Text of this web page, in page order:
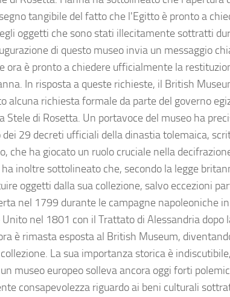
tangibile del fatto che l'Egitto è pronto a
oggetti che sono stati illecitamente sottratti
di questo museo invia un messaggio
ora è pronto a chiedere ufficialmente la
In risposta a queste richieste, il British
alcuna richiesta formale da parte del governo
Stele di Rosetta. Un portavoce del museo ha
dei 29 decreti ufficiali della dinastia tolemaica,
che ha giocato un ruolo cruciale nella
inoltre sottolineato che, secondo la legge
oggetti dalla sua collezione, salvo eccezioni
nel 1799 durante le campagne napoleoniche
Unito nel 1801 con il Trattato di Alessandria dopo
è rimasta esposta al British Museum,
La sua importanza storica è
museo europeo solleva ancora oggi forti
consapevolezza riguardo ai beni culturali